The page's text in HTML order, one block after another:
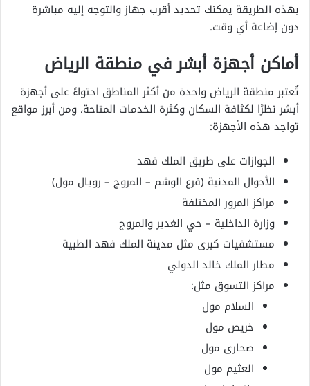
بهذه الطريقة يمكنك تحديد أقرب جهاز والتوجه إليه مباشرة
دون إضاعة أي وقت.
أماكن أجهزة أبشر في منطقة الرياض
تُعتبر منطقة الرياض واحدة من أكثر المناطق احتواءً على أجهزة
أبشر نظرًا لكثافة السكان وكثرة الخدمات المتاحة، ومن أبرز مواقع
تواجد هذه الأجهزة:
الجوازات على طريق الملك فهد
الأحوال المدنية (فرع الوشم – المروج – رويال مول)
مراكز المرور المختلفة
وزارة الداخلية – حي الغدير والمروج
مستشفيات كبرى مثل مدينة الملك فهد الطبية
مطار الملك خالد الدولي
مراكز التسوق مثل:
السلام مول
خريص مول
صحارى مول
العثيم مول